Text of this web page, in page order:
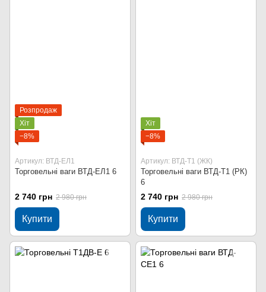
Розпродаж
Хіт
−8%
Артикул: ВТД-ЕЛ1
Торговельні ваги ВТД-ЕЛ1 6
2 740 грн 2 980 грн
Купити
Хіт
−8%
Артикул: ВТД-Т1 (ЖК)
Торговельні ваги ВТД-Т1 (РК)
6
2 740 грн 2 980 грн
Купити